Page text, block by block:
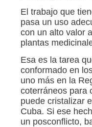
El trabajo que
pasa un uso
con un alto valor
plantas
Esa es la tarea
conformado en
uno más en la
coterráneos para
puede cristalizar
Cuba. Si ese
un posconflicto,